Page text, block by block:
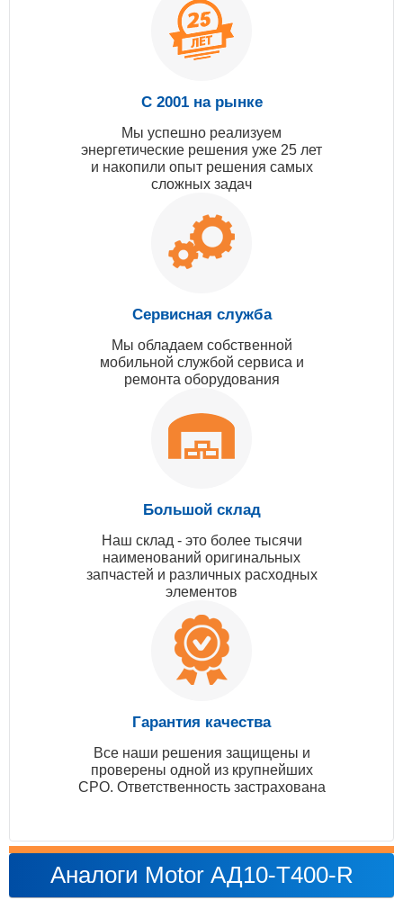
С 2001 на рынке
Мы успешно реализуем
энергетические решения уже 25 лет
и накопили опыт решения самых
сложных задач
Сервисная служба
Мы обладаем собственной
мобильной службой сервиса и
ремонта оборудования
Большой склад
Наш склад - это более тысячи
наименований оригинальных
запчастей и различных расходных
элементов
Гарантия качества
Все наши решения защищены и
проверены одной из крупнейших
СРО. Ответственность застрахована
Аналоги Motor АД10-Т400-R